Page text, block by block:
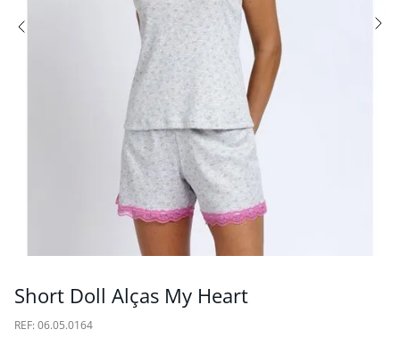
Short Doll Alças My Heart
: 06.05.0164